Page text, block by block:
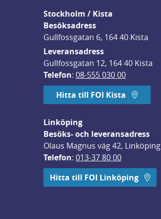
öppnas i nytt fönster.
Stockholm / Kista
Besöksadress
Gullfossgatan 6, 164 40 Kista
Leveransadress
Gullfossgatan 12, 164 40 Kista
Telefon: 08-555 030 00
Hitta till FOI Kista
Linköping
Besöks- och leveransadress
Olaus Magnus väg 42, Linköping
Telefon: 013-37 80 00
Hitta till FOI Linköping